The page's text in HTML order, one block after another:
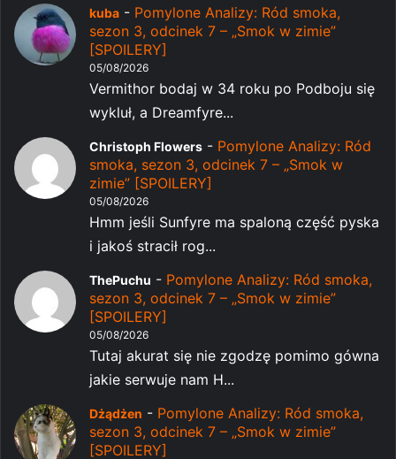
kuba - Pomylone Analizy: Ród smoka,
sezon 3, odcinek 7 – „Smok w zimie”
[SPOILERY]
05/08/2026
Vermithor bodaj w 34 roku po Podboju się
wykluł, a Dreamfyre...
Christoph Flowers - Pomylone Analizy: Ród
smoka, sezon 3, odcinek 7 – „Smok w
zimie” [SPOILERY]
05/08/2026
Hmm jeśli Sunfyre ma spaloną część pyska
i jakoś stracił rog...
ThePuchu - Pomylone Analizy: Ród smoka,
sezon 3, odcinek 7 – „Smok w zimie”
[SPOILERY]
05/08/2026
Tutaj akurat się nie zgodzę pomimo gówna
jakie serwuje nam H...
Dżądżen - Pomylone Analizy: Ród smoka,
sezon 3, odcinek 7 – „Smok w zimie”
[SPOILERY]